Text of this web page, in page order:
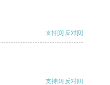
支持[0] 反对[0]
支持[0] 反对[0]